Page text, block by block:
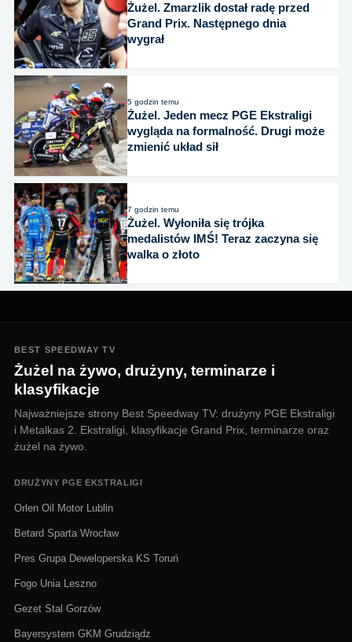
Żużel. Zmarzlik dostał radę przed
Grand Prix. Następnego dnia
wygrał
5 godzin temu
Żużel. Jeden mecz PGE Ekstraligi
wygląda na formalność. Drugi może
zmienić układ sił
7 godzin temu
Żużel. Wyłoniła się trójka
medalistów IMŚ! Teraz zaczyna się
walka o złoto
BEST SPEEDWAY TV
Żużel na żywo, drużyny, terminarze i
klasyfikacje
Najważniejsze strony Best Speedway TV: drużyny PGE Ekstraligi
i Metalkas 2. Ekstraligi, klasyfikacje Grand Prix, terminarze oraz
żużel na żywo.
DRUŻYNY PGE EKSTRALIGI
Orlen Oil Motor Lublin
Betard Sparta Wrocław
Pres Grupa Deweloperska KS Toruń
Fogo Unia Leszno
Gezet Stal Gorzów
Bayersystem GKM Grudziądz